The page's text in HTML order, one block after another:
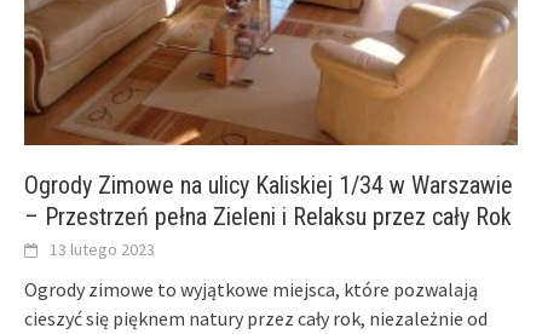
Ogrody Zimowe na ulicy Kaliskiej 1/34 w Warszawie
– Przestrzeń pełna Zieleni i Relaksu przez cały Rok
13 lutego 2023
Ogrody zimowe to wyjątkowe miejsca, które pozwalają
cieszyć się pięknem natury przez cały rok, niezależnie od